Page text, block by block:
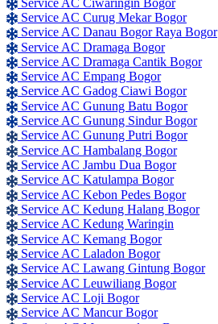
Service AC Curug Mekar Bogor
Service AC Danau Bogor Raya Bogor
Service AC Dramaga Bogor
Service AC Dramaga Cantik Bogor
Service AC Empang Bogor
Service AC Gadog Ciawi Bogor
Service AC Gunung Batu Bogor
Service AC Gunung Sindur Bogor
Service AC Gunung Putri Bogor
Service AC Hambalang Bogor
Service AC Jambu Dua Bogor
Service AC Katulampa Bogor
Service AC Kebon Pedes Bogor
Service AC Kedung Halang Bogor
Service AC Kedung Waringin
Service AC Kemang Bogor
Service AC Laladon Bogor
Service AC Lawang Gintung Bogor
Service AC Leuwiliang Bogor
Service AC Loji Bogor
Service AC Mancur Bogor